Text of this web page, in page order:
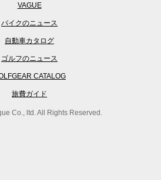
VAGUE
バイクのニュース
自動車カタログ
ゴルフのニュース
CATALOG
旅費ガイド
Co., ltd. All Rights Reserved.